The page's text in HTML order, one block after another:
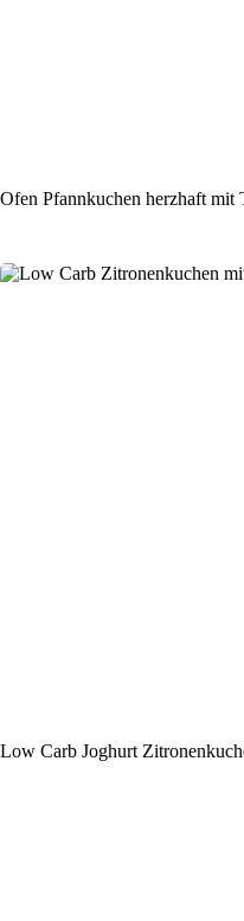
Ofen Pfannkuchen herzhaft
Low Carb Joghurt